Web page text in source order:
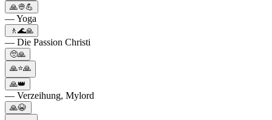
🙏👳💪
— Yoga
🚶🌊🙏
— Die Passion Christi
🥺🙏
🙏⭐🙏
🙏👑
— Verzeihung, Mylord
🙏😭